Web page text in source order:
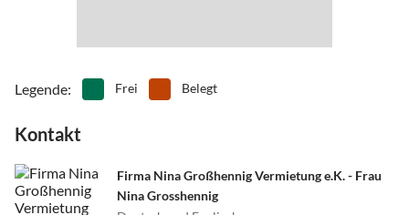
Legende: Frei Belegt
Kontakt
Firma Nina Großhennig Vermietung e.K. - Frau
Nina Grosshennig